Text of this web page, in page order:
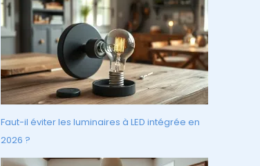
Faut-il éviter les luminaires à LED intégrée en
2026 ?